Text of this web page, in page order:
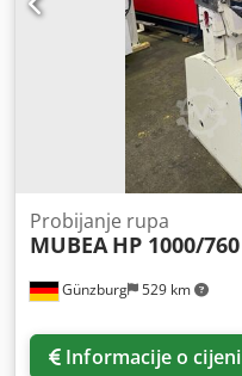
Günzburg 529 km
Probijanje rupa
MUBEA HP 1000/760
Informacije o cijeni